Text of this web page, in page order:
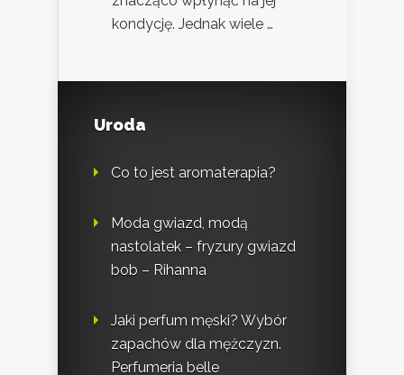
kondycję. Jednak wiele …
Uroda
Co to jest aromaterapia?
Moda gwiazd, modą
nastolatek – fryzury gwiazd
bob – Rihanna
Jaki perfum męski? Wybór
zapachów dla mężczyzn.
Perfumeria belle